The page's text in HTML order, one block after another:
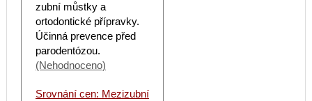
zubní můstky a
ortodontické přípravky.
Účinná prevence před
parodentózou.
(Nehodnoceno)
Srovnání cen: Mezizubní